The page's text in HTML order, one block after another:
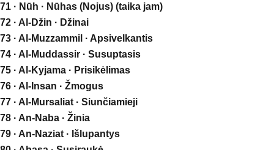
71 · Nūh · Nūhas (Nojus) (taika jam)
72 · Al-Džin · Džinai
73 · Al-Muzzammil · Apsivelkantis
74 · Al-Muddassir · Susuptasis
75 · Al-Kyjama · Prisikėlimas
76 · Al-Insan · Žmogus
77 · Al-Mursaliat · Siunčiamieji
78 · An-Naba · Žinia
79 · An-Naziat · Išlupantys